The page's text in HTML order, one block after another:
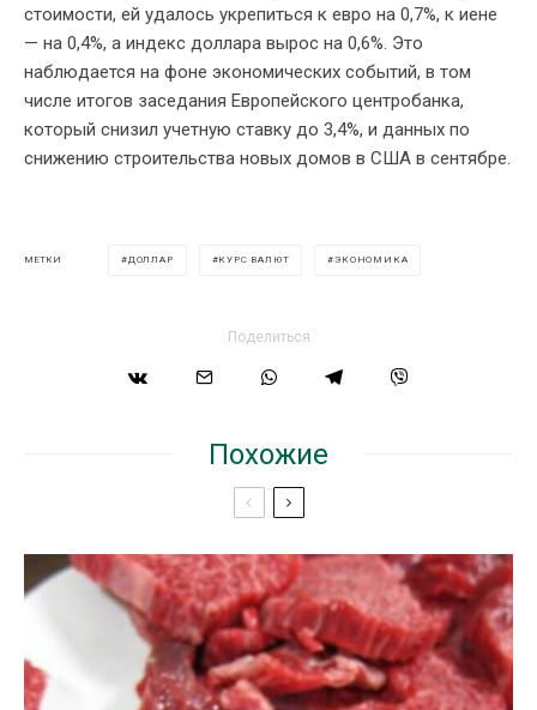
стоимости, ей удалось укрепиться к евро на 0,7%, к иене
— на 0,4%, а индекс доллара вырос на 0,6%. Это
наблюдается на фоне экономических событий, в том
числе итогов заседания Европейского центробанка,
который снизил учетную ставку до 3,4%, и данных по
снижению строительства новых домов в США в сентябре.
МЕТКИ ДОЛЛАР КУРС ВАЛЮТ ЭКОНОМИКА
Поделиться
Похожие